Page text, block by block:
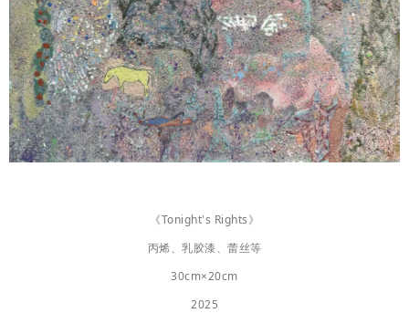
《Tonight's Rights》
丙烯、乳胶漆、蕾丝等
30cm×20cm
2025